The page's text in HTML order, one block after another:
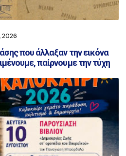
2026
που άλλαξαν την εικόνα
παίρνουμε την τύχη